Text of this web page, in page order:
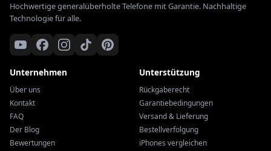
Hochwertige generalüberholte Telefone mit Garantie. Nachhaltige
Technologie für alle.
Unternehmen
Über uns
Kontakt
FAQ
Der Blog
Bewertungen
Unterstützung
Rückgaberecht
Garantiebedingungen
Versand & Lieferung
Bestellverfolgung
iPhones vergleichen